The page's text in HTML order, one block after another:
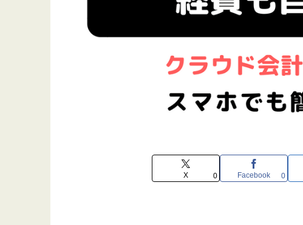
X 0 Facebook 0